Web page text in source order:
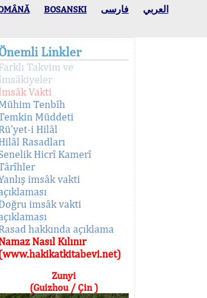
BOSANSKI العربي فارسی
Linkler
Takvim ve
Vakti
Tenbîh
Müddeti
i Hilâl
Rasadları
Hicrî Kamerî
imsâk vakti
imsâk vakti
hakkında açıklama
Nasıl Kılınır
Zunyi
(Guizhou / Çin )